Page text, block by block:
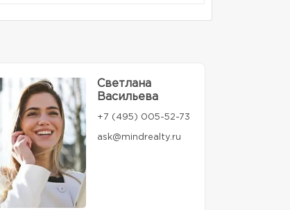
Светлана
Васильева
+7 (495) 005-52-73
ask@mindrealty.ru